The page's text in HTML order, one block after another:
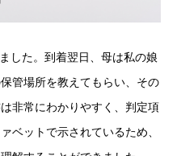
した。到着翌日、母は私の娘
管場所を教えてもらい、その
非常にわかりやすく、判定項
ベットで示されているため、